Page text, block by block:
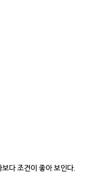
다 조건이 좋아 보인다.